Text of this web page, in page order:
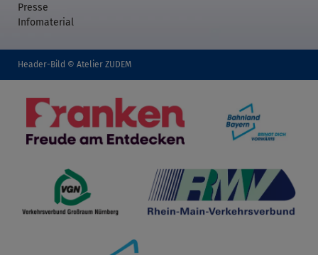
Presse
Infomaterial
Header-Bild © Atelier ZUDEM